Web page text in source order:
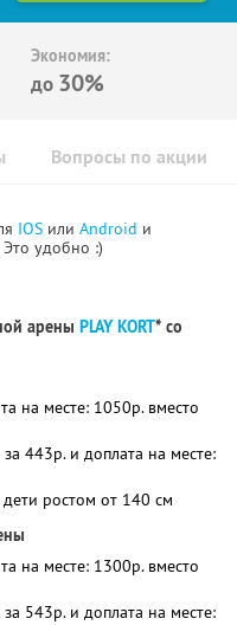
Экономия:
до 30%
Вопросы по акции
IOS или Android и
удобно :)
арены PLAY KORT* со
на месте: 1050р. вместо
443р. и доплата на месте:
ростом от 140 см
на месте: 1300р. вместо
543р. и доплата на месте: